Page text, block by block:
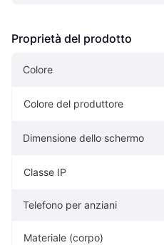
Proprietà del prodotto
Colore
Colore del produttore
Dimensione dello schermo
Classe IP
Telefono per anziani
Materiale (corpo)